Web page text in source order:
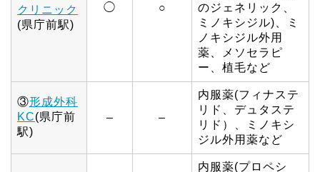
クリニック
(県庁前駅)
◯ ○
のジェネリック、
ミノキシジル)、ミ
ノキシジル外用
薬、メソセラピ
ー、植毛など
③形成外科
KC(県庁前
駅)
– –
内服薬(フィナステ
リド、デュタステ
リド）、ミノキシ
ジル外用薬など
内服薬(プロペシ